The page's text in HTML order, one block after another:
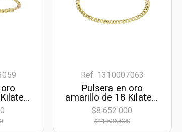
4.50
Ref. 1310007063
Pulsera en oro
amarillo de 18 Kilates,
21 cm. de largo, 4.50
mm. de ancho
$8.652.000
$11.536.000